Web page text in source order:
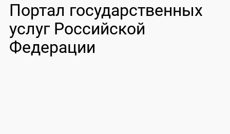
Портал государственных
услуг Российской
Федерации